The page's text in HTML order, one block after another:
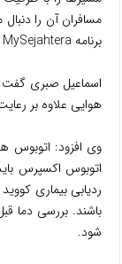
مسافران آن را
برنامه MySejahtera و ضدعفونی دست است.
اسماعیل صبری گفت:
هوایی علاوه بر
وی افزود: اتوبوس
باشند. بررسی دما
شود.